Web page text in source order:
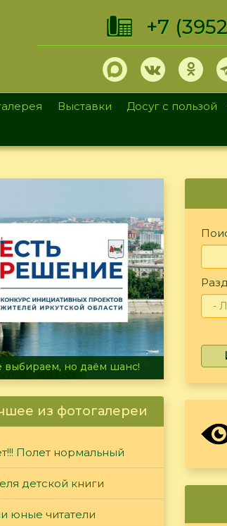
+7
Выставки
Досуг с пользой
не горит, в воде не тонет
из фотогалереи
Полет нормальный
детской книги
юные читатели